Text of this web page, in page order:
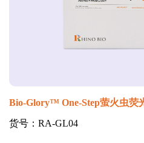
Bio-Glory™ One-Step萤火虫荧
货号：RA-GL04